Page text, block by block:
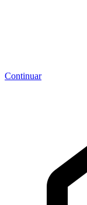
Continuar